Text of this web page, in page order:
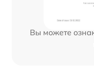
Вы можете